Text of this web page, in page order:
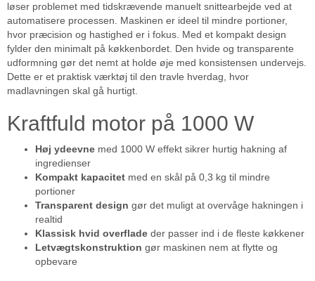
løser problemet med tidskrævende manuelt snittearbejde ved at
automatisere processen. Maskinen er ideel til mindre portioner,
hvor præcision og hastighed er i fokus. Med et kompakt design
fylder den minimalt på køkkenbordet. Den hvide og transparente
udformning gør det nemt at holde øje med konsistensen undervejs.
Dette er et praktisk værktøj til den travle hverdag, hvor
madlavningen skal gå hurtigt.
Kraftfuld motor på 1000 W
Høj ydeevne med 1000 W effekt sikrer hurtig hakning af
ingredienser
Kompakt kapacitet med en skål på 0,3 kg til mindre
portioner
Transparent design gør det muligt at overvåge hakningen i
realtid
Klassisk hvid overflade der passer ind i de fleste køkkener
Letvægtskonstruktion gør maskinen nem at flytte og
opbevare